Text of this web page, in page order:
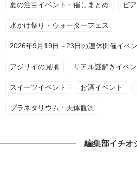
夏の注目イベント・催しまとめ ビ
水かけ祭り・ウォーターフェス
2026年9月19日～23日の連休開催イベ
アジサイの見頃 リアル謎解きイベ
スイーツイベント お酒イベント
プラネタリウム・天体観測
編集部イチオ